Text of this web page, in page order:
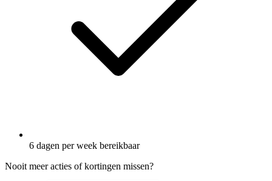
6 dagen per week bereikbaar
Nooit meer acties of kortingen missen?